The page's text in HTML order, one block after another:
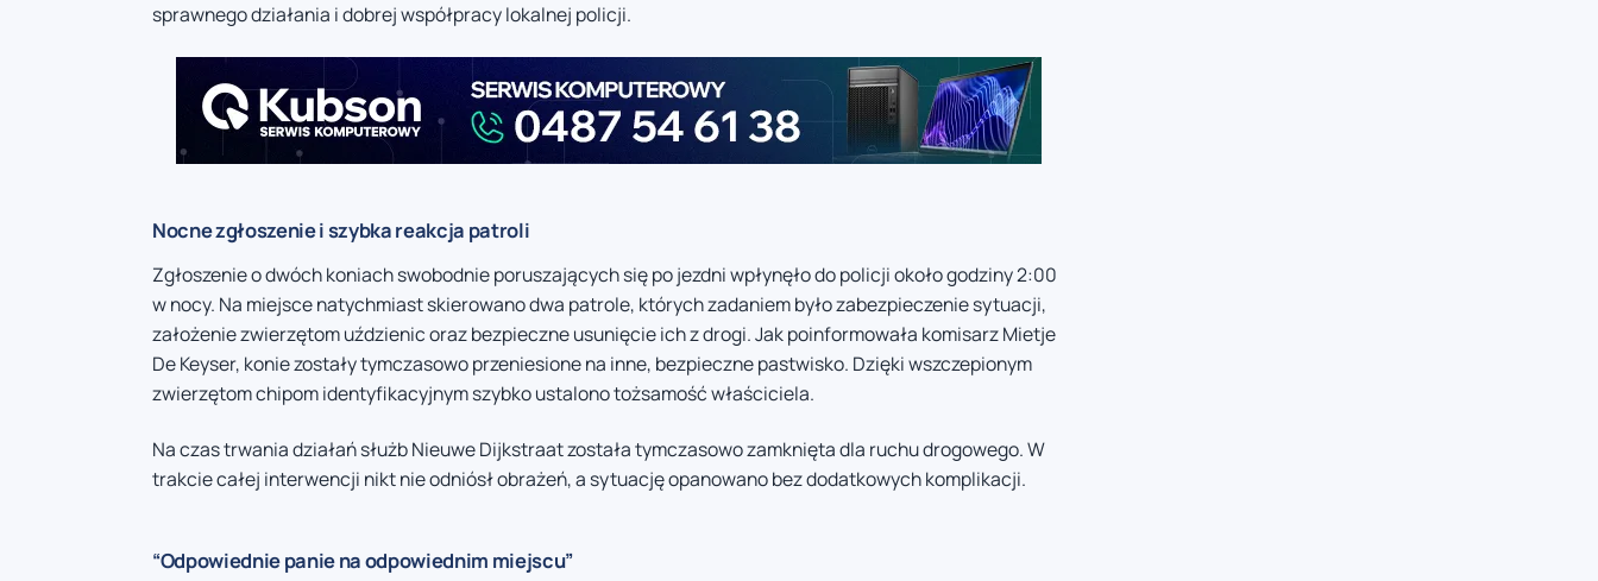
sprawnego działania i dobrej współpracy lokalnej policji.
Nocne zgłoszenie i szybka reakcja patroli
Zgłoszenie o dwóch koniach swobodnie poruszających się po jezdni wpłynęło do policji około godziny 2:00
w nocy. Na miejsce natychmiast skierowano dwa patrole, których zadaniem było zabezpieczenie sytuacji,
założenie zwierzętom uździenic oraz bezpieczne usunięcie ich z drogi. Jak poinformowała komisarz Mietje
De Keyser, konie zostały tymczasowo przeniesione na inne, bezpieczne pastwisko. Dzięki wszczepionym
zwierzętom chipom identyfikacyjnym szybko ustalono tożsamość właściciela.
Na czas trwania działań służb Nieuwe Dijkstraat została tymczasowo zamknięta dla ruchu drogowego. W
trakcie całej interwencji nikt nie odniósł obrażeń, a sytuację opanowano bez dodatkowych komplikacji.
“Odpowiednie panie na odpowiednim miejscu”